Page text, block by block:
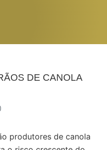
DE CANOLA
produtores de canola